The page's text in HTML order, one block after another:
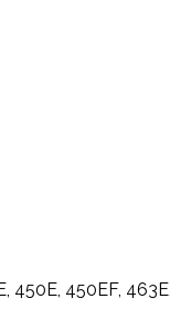
450E, 450EF,